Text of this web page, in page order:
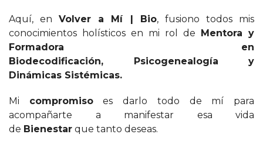
Aquí, enVolver a Mí | Bio, fusiono todos mis
conocimientos holísticos en mi rol de
Mentora y
Formadora en
Biodecodificación, Psicogenealogía y
Dinámicas Sistémicas.
Mi compromisoes darlo todo de mí para
acompañarte a manifestar esa vida
de Bienestar que tanto deseas.